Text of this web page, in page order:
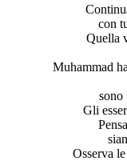
con
Quella
Muhammad
sono
Gli
Osserva